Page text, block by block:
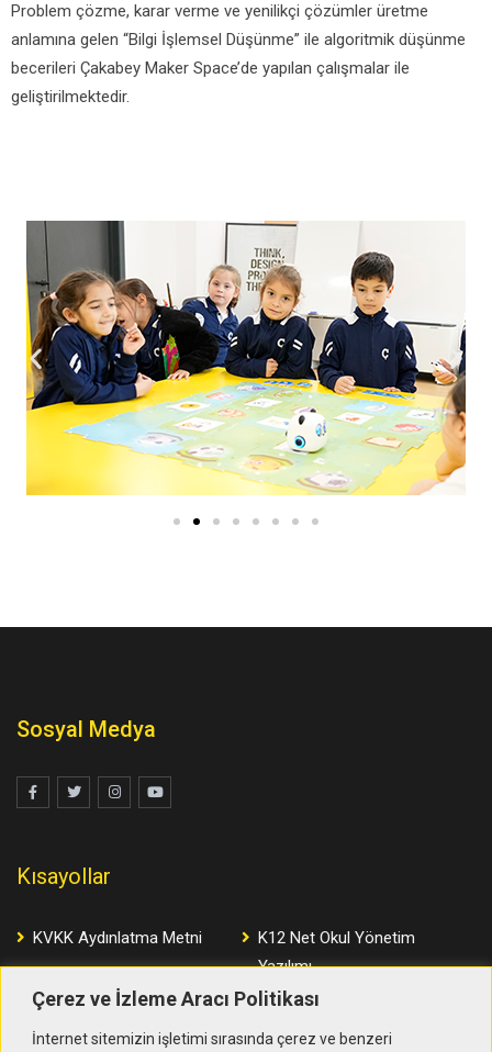
Çerez ve İzleme Aracı Politikası
İnternet sitemizin işletimi sırasında çerez ve benzeri
Problem çözme, karar verme ve yenilikçi çözümler üretme
anlamına gelen “Bilgi İşlemsel Düşünme” ile algoritmik düşünme
becerileri Çakabey Maker Space’de yapılan çalışmalar ile
geliştirilmektedir.
Sosyal Medya
Kısayollar
KVKK Aydınlatma Metni
K12 Net Okul Yönetim
Yazılımı
Çerez ve İzleme Aracı
Politikası